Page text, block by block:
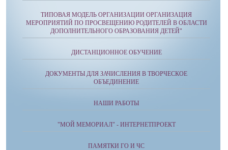
ТИПОВАЯ МОДЕЛЬ ОРГАНИЗАЦИИ ОРГАНИЗАЦИЯ
МЕРОПРИЯТИЙ ПО ПРОСВЕЩЕНИЮ РОДИТЕЛЕЙ В ОБЛАСТИ
ДОПОЛНИТЕЛЬНОГО ОБРАЗОВАНИЯ ДЕТЕЙ"
ДИСТАНЦИОННОЕ ОБУЧЕНИЕ
ДОКУМЕНТЫ ДЛЯ ЗАЧИСЛЕНИЯ В ТВОРЧЕСКОЕ
ОБЪЕДИНЕНИЕ
НАШИ РАБОТЫ
"МОЙ МЕМОРИАЛ" - ИНТЕРНЕТПРОЕКТ
ПАМЯТКИ ГО И ЧС